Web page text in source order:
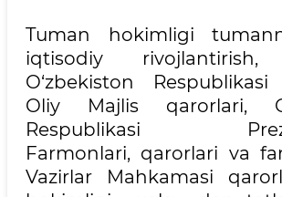
Tuman hokimligi
iqtisodiy rivojlantirish,
O‘zbekiston
Oliy Majlis qarorlari,
Respublikasi
Farmonlari, qarorlari va
Vazirlar Mahkamasi